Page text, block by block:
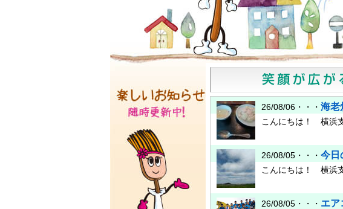
26/08/06・・・ 海老
こんにちは！ 横浜
26/08/05・・・ 今日
こんにちは！ 横浜
26/08/05・・・ エア